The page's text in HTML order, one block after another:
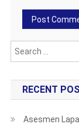
RECENT
Asesmen